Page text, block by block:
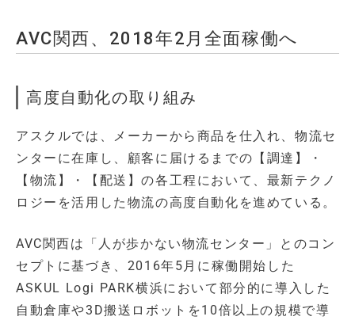
AVC関西、2018年2月全面稼働へ
高度自動化の取り組み
アスクルでは、メーカーから商品を仕入れ、物流セ
ンターに在庫し、顧客に届けるまでの【調達】・
【物流】・【配送】の各工程において、最新テクノ
ロジーを活用した物流の高度自動化を進めている。
AVC関西は「人が歩かない物流センター」とのコン
セプトに基づき、2016年5月に稼働開始した
ASKUL Logi PARK横浜において部分的に導入した
自動倉庫や3D搬送ロボットを10倍以上の規模で導